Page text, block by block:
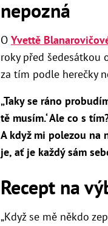
nepozná
O Yvettě
roky před šedesátkou
za tím podle herečky
„Taky se ráno
tě musím.‘ Ale co s
A když mi polezou na
je, ať je každý sám
Recept na
„Když se mě někdo